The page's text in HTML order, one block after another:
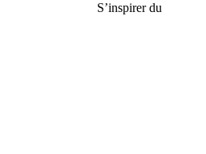
S’inspirer du